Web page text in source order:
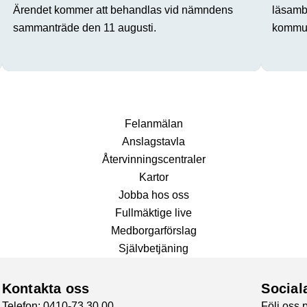
Ärendet kommer att behandlas vid nämndens
sammanträde den 11 augusti.
Fel­anmälan
Anslags­tavla
Återvinnings­centraler
Kartor
Jobba hos oss
Fullmäktige live
Medborgarförslag
Självbetjäning
Kontakta oss